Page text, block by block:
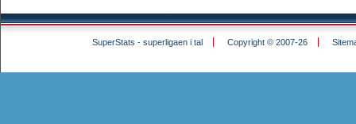
SuperStats - superligaen i tal Copyright © 2007-26